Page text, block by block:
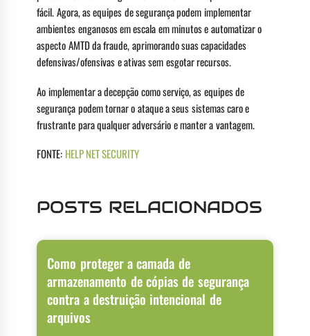
fácil. Agora, as equipes de segurança podem implementar
ambientes enganosos em escala em minutos e automatizar o
aspecto AMTD da fraude, aprimorando suas capacidades
defensivas/ofensivas e ativas sem esgotar recursos.
Ao implementar a decepção como serviço, as equipes de
segurança podem tornar o ataque a seus sistemas caro e
frustrante para qualquer adversário e manter a vantagem.
FONTE: HELP NET SECURITY
POSTS RELACIONADOS
Como proteger a camada de
armazenamento de cópias de segurança
contra a destruição intencional de
arquivos